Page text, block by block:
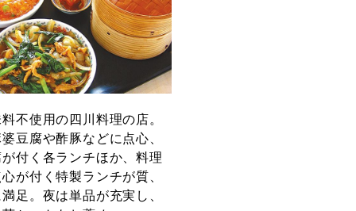
不使用の四川料理の店。
豆腐や酢豚などに点心、
付く各ランチほか、料理
が付く特製ランチが質、
足。夜は単品が充実し、